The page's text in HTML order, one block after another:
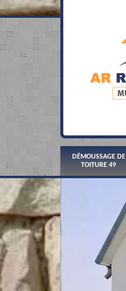
DÉMOUSSAGE DE
TOITURE 49